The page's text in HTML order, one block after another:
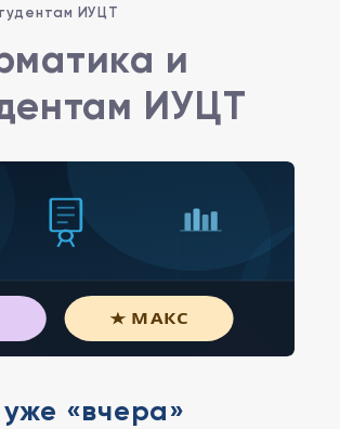
ИУЦТ
и
ИУЦТ
★ МАКС
«вчера»